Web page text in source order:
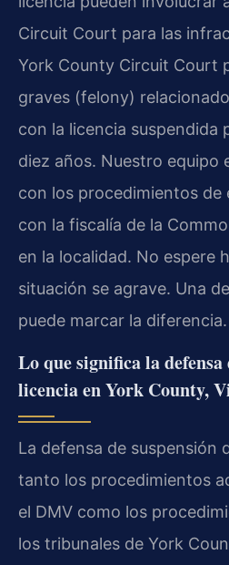
Circuit Court para las
York County Circuit Court
graves (felony)
con la licencia suspendida
diez años. Nuestro equipo
con los procedimientos de
con la fiscalía de la
en la localidad. No espere
situación se agrave. Una
puede marcar la diferencia.
Lo que significa la defensa
licencia en York County,
La defensa de suspensión
tanto los procedimientos
el DMV como los
los tribunales de York